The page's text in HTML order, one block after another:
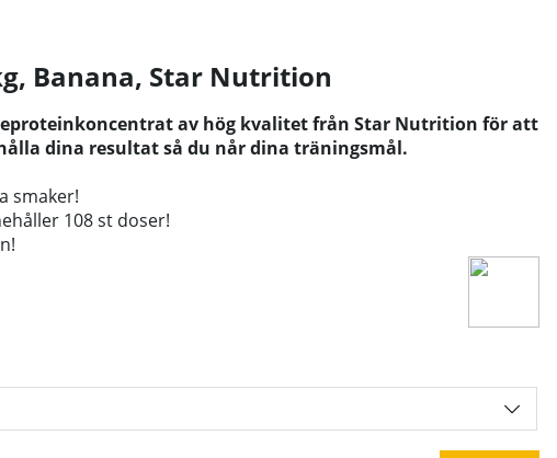
Banana, Star Nutrition
av hög kvalitet från Star Nutrition för att
dina resultat så du når dina träningsmål.
smaker!
108 st doser!